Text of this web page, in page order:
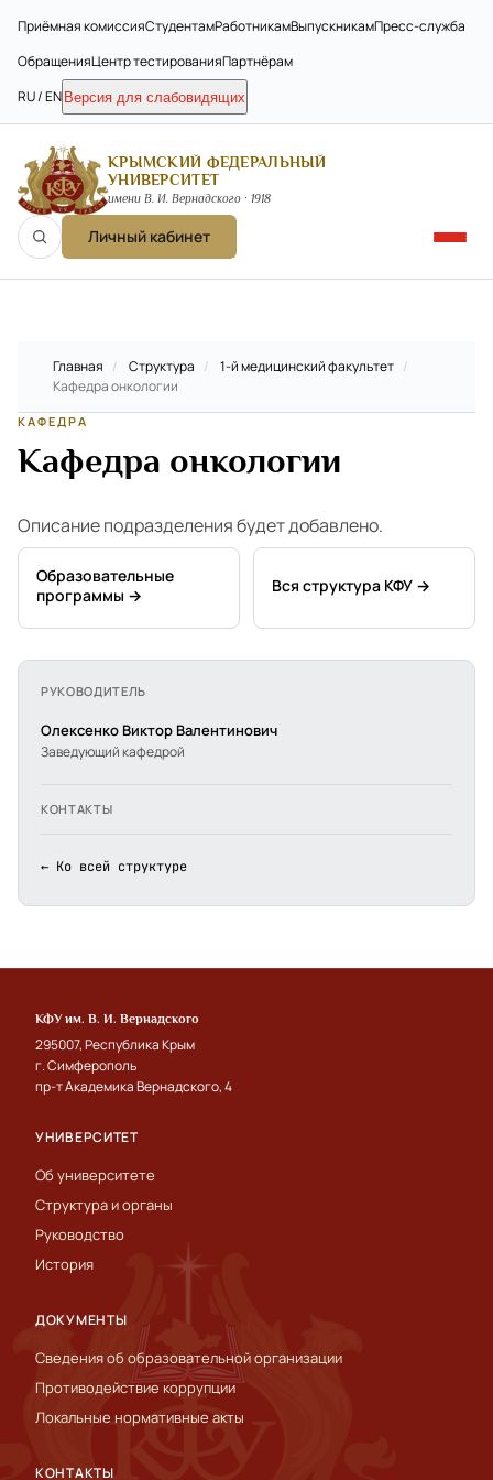
Приёмная комиссияСтудентамРаботникамВыпускникамПресс-служба
ОбращенияЦентр тестированияПартнёрам
RU / EN Версия для слабовидящих
КРЫМСКИЙ ФЕДЕРАЛЬНЫЙ
УНИВЕРСИТЕТ
имени В. И. Вернадского · 1918
Личный кабинет
Главная / Структура / 1-й медицинский факультет /
Кафедра онкологии
КАФЕДРА
Кафедра онкологии
Описание подразделения будет добавлено.
Образовательные
программы →
Вся структура КФУ →
РУКОВОДИТЕЛЬ
Олексенко Виктор Валентинович
Заведующий кафедрой
КОНТАКТЫ
← Ко всей структуре
КФУ им. В. И. Вернадского
295007, Республика Крым
г. Симферополь
пр-т Академика Вернадского, 4
УНИВЕРСИТЕТ
Об университете
Структура и органы
Руководство
История
ДОКУМЕНТЫ
Сведения об образовательной организации
Противодействие коррупции
Локальные нормативные акты
КОНТАКТЫ